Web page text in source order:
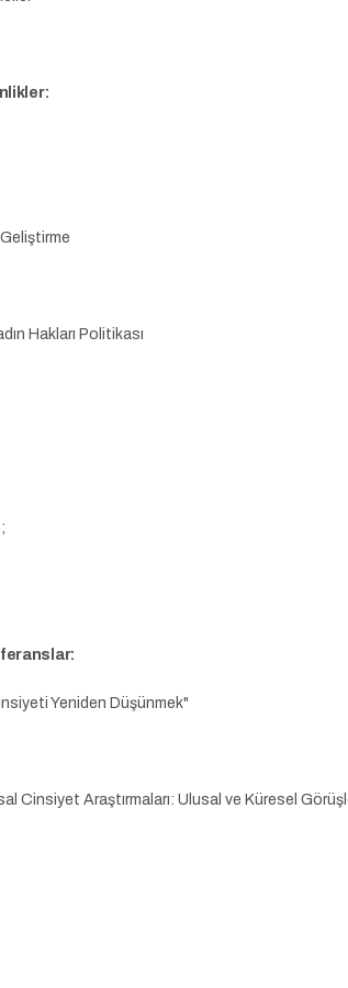
Hakları Politikası
Yeniden Düşünmek"
Cinsiyet Araştırmaları: Ulusal ve Küresel